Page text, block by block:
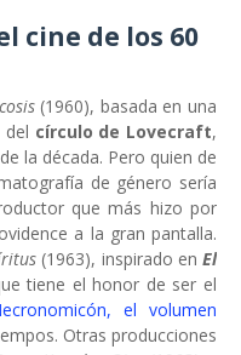
cine de los 60
(1960), basada en una
círculo de Lovecraft,
la década. Pero quien de
de género sería
que más hizo por
a la gran pantalla.
(1963), inspirado enEl
tiene el honor de ser el
el volumen
Otras producciones